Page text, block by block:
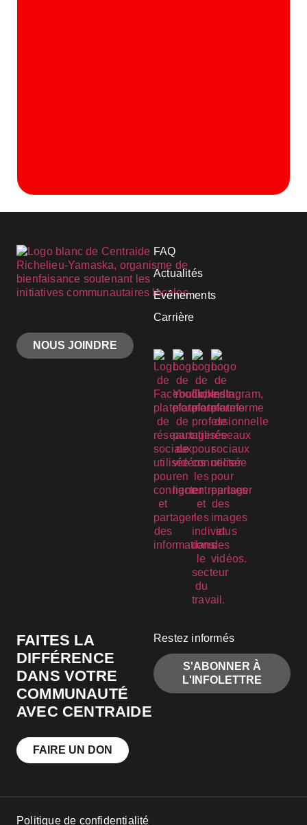
NOUS JOINDRE
FAQ
Actualités
Événements
Carrière
FAITES LA
DIFFÉRENCE
DANS VOTRE
COMMUNAUTÉ
AVEC CENTRAIDE
FAIRE UN DON
Restez informés
S'ABONNER À
L'INFOLETTRE
Politique de confidentialité